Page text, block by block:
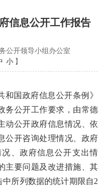
信息公开工作报告
公开领导小组办公室
小 】
国政府信息公开条例》
务公开工作要求，由常德
动公开政府信息情况、依
公开咨询处理情况、政府
、政府信息公开支出情
主要问题及改进措施、其
所列数据的统计期限自2